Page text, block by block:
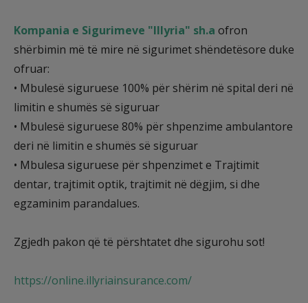
Kompania e Sigurimeve "Illyria" sh.a ofron
shërbimin më të mire në sigurimet shëndetësore duke
ofruar:
• Mbulesë siguruese 100% për shërim në spital deri në
limitin e shumës së siguruar
• Mbulesë siguruese 80% për shpenzime ambulantore
deri në limitin e shumës së siguruar
• Mbulesa siguruese për shpenzimet e Trajtimit
dentar, trajtimit optik, trajtimit në dëgjim, si dhe
egzaminim parandalues.
Zgjedh pakon që të përshtatet dhe sigurohu sot!
https://online.illyriainsurance.com/